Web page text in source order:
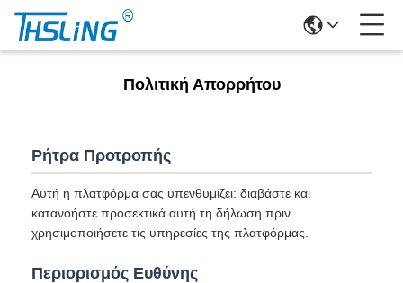
Πολιτική Απορρήτου
Ρήτρα Προτροπής
Αυτή η πλατφόρμα σας υπενθυμίζει: διαβάστε και
κατανοήστε προσεκτικά αυτή τη δήλωση πριν
χρησιμοποιήσετε τις υπηρεσίες της πλατφόρμας.
Περιορισμός Ευθύνης